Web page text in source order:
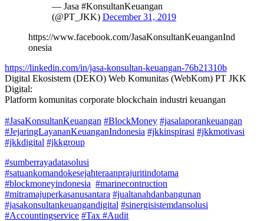
— Jasa #KonsultanKeuangan
(@PT_JKK) December 31, 2019
https://www.facebook.com/JasaKonsultanKeuanganInd
onesia
https://linkedin.com/in/jasa-konsultan-keuangan-76b21310b
Digital Ekosistem (DEKO) Web Komunitas (WebKom) PT JKK
Digital:
Platform komunitas corporate blockchain industri keuangan
#JasaKonsultanKeuangan #BlockMoney #jasalaporankeuangan
#JejaringLayananKeuanganIndonesia #jkkinspirasi #jkkmotivasi
#jkkdigital #jkkgroup
#sumberrayadatasolusi
#satuankomandokesejahteraanprajuritindotama
#blockmoneyindonesia #marinecontruction
#mitramajuperkasanusantara #jualtanahdanbangunan
#jasakonsultankeuangandigital #sinergisistemdansolusi
#Accountingservice #Tax #Audit